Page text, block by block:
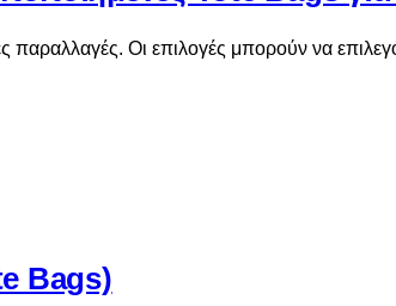
παραλλαγές. Οι επιλογές μπορούν να
Bags)